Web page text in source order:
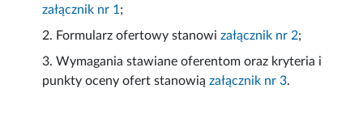
załącznik nr 1;
2. Formularz ofertowy stanowizałącznik nr 2;
3. Wymagania stawiane oferentom oraz kryteria i
punkty oceny ofert stanowiązałącznik nr 3.